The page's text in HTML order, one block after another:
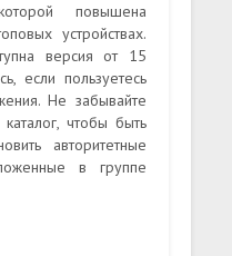
повышена
устройствах.
версия от 15
если пользуетесь
Не забывайте
чтобы быть
авторитетные
в группе